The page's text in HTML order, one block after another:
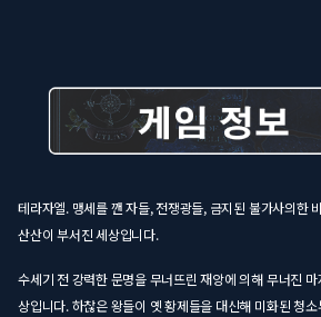
테라자엘. 맹세를 깬 자들, 전쟁광들, 금지된 불가사의한
산산이 부서진 세상입니다.
수세기 전 강력한 문명을 무너뜨린 재앙에 의해 무너진
상입니다. 하찮은 왕들이 옛 황제들을 대신해 미화된 청